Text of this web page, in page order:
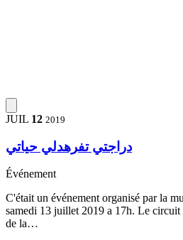
JUIL 12 2019
دراجتي تفرهدلي حياتي
Événement
C'était un événement organisé par la
samedi 13 juillet 2019 a 17h. Le circuit
de la…